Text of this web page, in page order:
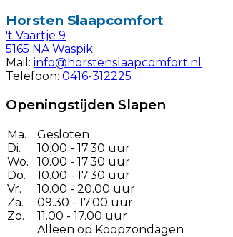
Horsten Slaapcomfort
't Vaartje 9
5165 NA Waspik
Mail: info@horstenslaapcomfort.nl
Telefoon: 0416-312225
Openingstijden Slapen
Ma.
Di.
Wo.
Do.
Vr.
Za.
Zo.
Gesloten
10.00 - 17.30 uur
10.00 - 17.30 uur
10.00 - 17.30 uur
10.00 - 20.00 uur
09.30 - 17.00 uur
11.00 - 17.00 uur
Alleen op Koopzondagen